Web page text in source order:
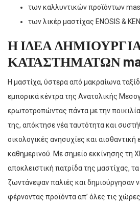
των καλλυντικών προϊόντων
των λικέρ μαστίχας ENOSIS &
Η ΙΔΕΑ
ΚΑΤΑΣΤΗΜΑΤΩΝ
Η μαστίχα, ύστερα από μακραίωνα
εμπορικά κέντρα της Ανατολικής
ερωτοτροπώντας πάντα με την
της, απόκτησε νέα ταυτότητα και
οικολογικές ανησυχίες και αισθαντική
καθημερινού. Με σημείο εκκίνησης τη
αποκλειστική πατρίδα της μαστίχας,
ζωντάνεψαν παλιές και δημιούργησαν
φέρνοντας προϊόντα απ’ όλες τις